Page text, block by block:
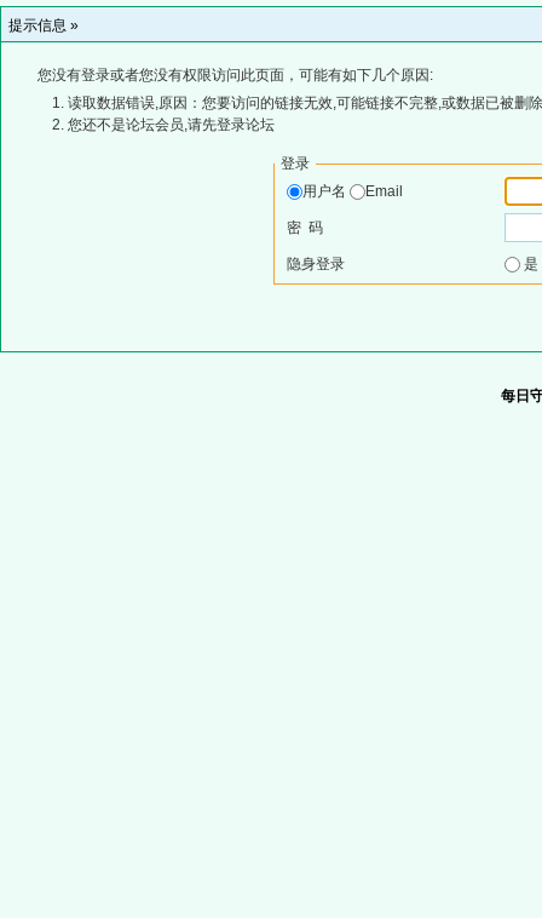
提示信息 »
您没有登录或者您没有权限访问此页面，可能有如下几个原因:
读取数据错误,原因：您要访问的链接无效,可能链接不完整,或数据已被删
您还不是论坛会员,请先登录论坛
登录
用户名
Email
密 码
隐身登录
每日